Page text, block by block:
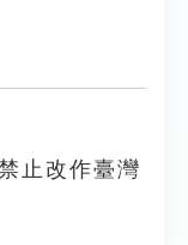
止改作臺灣